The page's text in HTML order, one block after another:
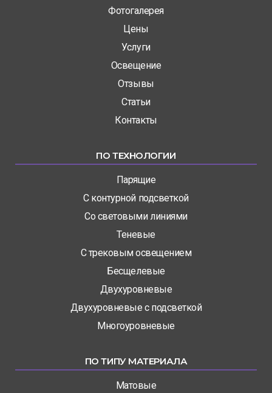
Фотогалерея
Цены
Услуги
Освещение
Отзывы
Статьи
Контакты
ПО ТЕХНОЛОГИИ
Парящие
С контурной подсветкой
Со световыми линиями
Теневые
С трековым освещением
Бесщелевые
Двухуровневые
Двухуровневые с подсветкой
Многоуровневые
ПО ТИПУ МАТЕРИАЛА
Матовые